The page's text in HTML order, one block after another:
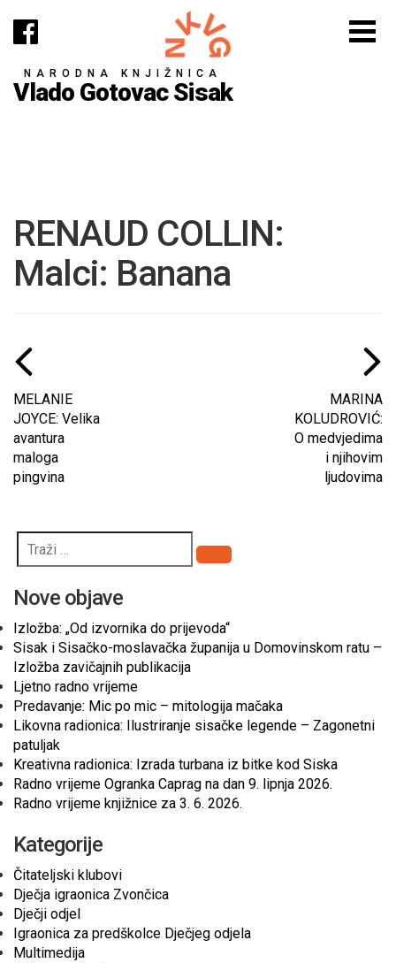
NARODNA KNJIŽNICA
Vlado Gotovac Sisak
RENAUD COLLIN:
Malci: Banana
MELANIE
JOYCE: Velika
avantura
maloga
pingvina
MARINA
KOLUDROVIĆ:
O medvjedima
i njihovim
ljudovima
Pretraži
Nove objave
Izložba: „Od izvornika do prijevoda“
Sisak i Sisačko-moslavačka županija u Domovinskom ratu –
Izložba zavičajnih publikacija
Ljetno radno vrijeme
Predavanje: Mic po mic – mitologija mačaka
Likovna radionica: Ilustriranje sisačke legende – Zagonetni
patuljak
Kreativna radionica: Izrada turbana iz bitke kod Siska
Radno vrijeme Ogranka Caprag na dan 9. lipnja 2026.
Radno vrijeme knjižnice za 3. 6. 2026.
Kategorije
Čitateljski klubovi
Dječja igraonica Zvončica
Dječji odjel
Igraonica za predškolce Dječjeg odjela
Multimedija